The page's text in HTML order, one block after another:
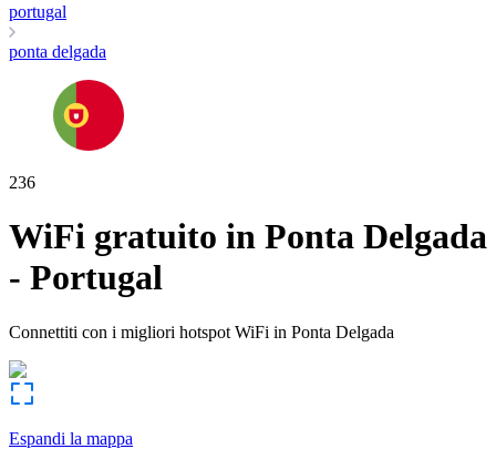
portugal
ponta delgada
236
WiFi gratuito in Ponta Delgada
- Portugal
Connettiti con i migliori hotspot WiFi in Ponta Delgada
Espandi la mappa